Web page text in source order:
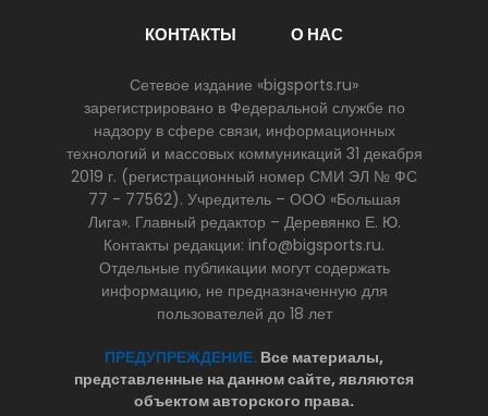
КОНТАКТЫ О НАС
Сетевое издание «bigsports.ru»
зарегистрировано в Федеральной службе по
надзору в сфере связи, информационных
технологий и массовых коммуникаций 31 декабря
2019 г. (регистрационный номер СМИ ЭЛ № ФС
77 - 77562). Учредитель – ООО «Большая
Лига». Главный редактор – Деревянко Е. Ю.
Контакты редакции: info@bigsports.ru.
Отдельные публикации могут содержать
информацию, не предназначенную для
пользователей до 18 лет
ПРЕДУПРЕЖДЕНИЕ. Все материалы,
представленные на данном сайте, являются
объектом авторского права.